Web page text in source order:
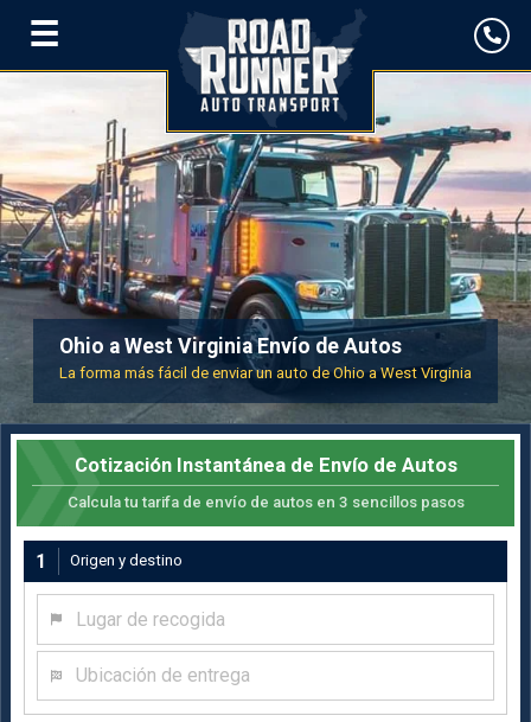
☰
Ohio a West Virginia Envío de Autos
La forma más fácil de enviar un auto de Ohio a West Virginia
Cotización Instantánea de Envío de Autos
Calcula tu tarifa de envío de autos en 3 sencillos pasos
1 Origen y destino